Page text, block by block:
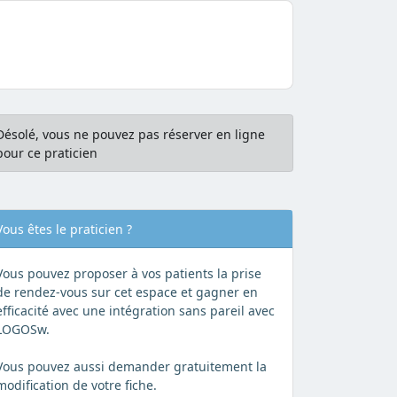
vous ne pouvez pas réserver en ligne
ce praticien
êtes le praticien ?
pouvez proposer à vos patients la prise
rendez-vous sur cet espace et gagner en
avec une intégration sans pareil avec
pouvez aussi demander gratuitement la
de votre fiche.